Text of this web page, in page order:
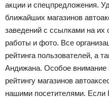
акции и спецпредложения.
ближайших магазинов
заведений с ссылками на
работы и фото. Все
рейтинга пользователей, а
Андижана. Особое
рейтингу магазинов
нашими посетителями.